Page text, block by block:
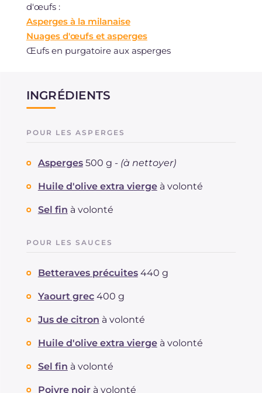
d'œufs :
Asperges à la milanaise
Nuages d'œufs et asperges
Œufs en purgatoire aux asperges
INGRÉDIENTS
POUR LES ASPERGES
Asperges 500 g - (à nettoyer)
Huile d'olive extra vierge à volonté
Sel fin à volonté
POUR LES SAUCES
Betteraves précuites 440 g
Yaourt grec 400 g
Jus de citron à volonté
Huile d'olive extra vierge à volonté
Sel fin à volonté
Poivre noir à volonté